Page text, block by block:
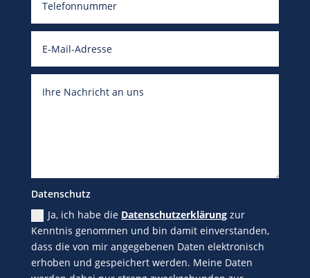
Datenschutz
Ja, ich habe die Datenschutzerklärung zur
Kenntnis genommen und bin damit einverstanden,
dass die von mir angegebenen Daten elektronisch
erhoben und gespeichert werden. Meine Daten